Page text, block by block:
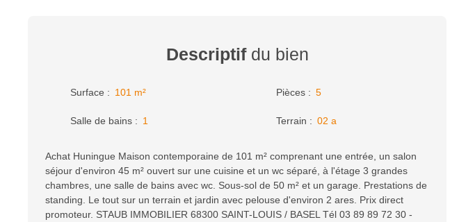
Descriptifdu bien
Surface : 101 m² Pièces : 5
Salle de bains : 1 Terrain : 02 a
Achat Huningue Maison contemporaine de 101 m² comprenant une entrée, un salon
séjour d'environ 45 m² ouvert sur une cuisine et un wc séparé, à l'étage 3 grandes
chambres, une salle de bains avec wc. Sous-sol de 50 m² et un garage. Prestations de
standing. Le tout sur un terrain et jardin avec pelouse d'environ 2 ares. Prix direct
promoteur. STAUB IMMOBILIER 68300 SAINT-LOUIS / BASEL Tél 03 89 89 72 30 -